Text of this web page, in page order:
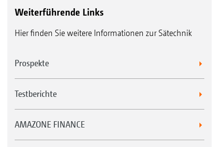
Weiterführende Links
Hier finden Sie weitere Informationen zur Sätechnik
Prospekte
Testberichte
AMAZONE FINANCE